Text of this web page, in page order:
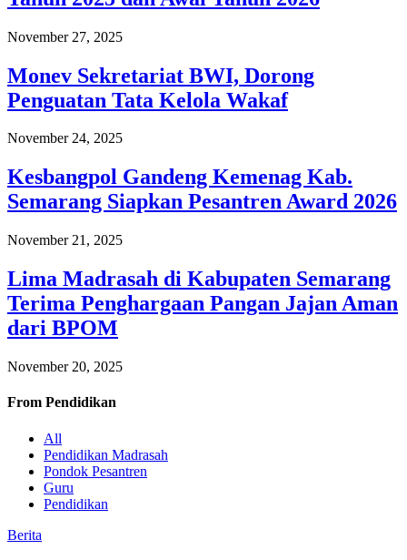
November 27, 2025
Monev Sekretariat BWI, Dorong
Penguatan Tata Kelola Wakaf
November 24, 2025
Kesbangpol Gandeng Kemenag Kab.
Semarang Siapkan Pesantren Award 2026
November 21, 2025
Lima Madrasah di Kabupaten Semarang
Terima Penghargaan Pangan Jajan Aman
dari BPOM
November 20, 2025
From Pendidikan
All
Pendidikan Madrasah
Pondok Pesantren
Guru
Pendidikan
Berita